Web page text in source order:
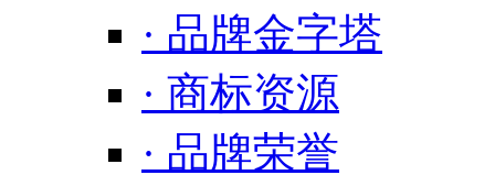
· 品牌金字塔
· 商标资源
· 品牌荣誉